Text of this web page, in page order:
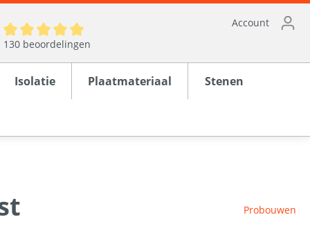
130 beoordelingen
Account
Isolatie Plaatmateriaal Stenen
Probouwen